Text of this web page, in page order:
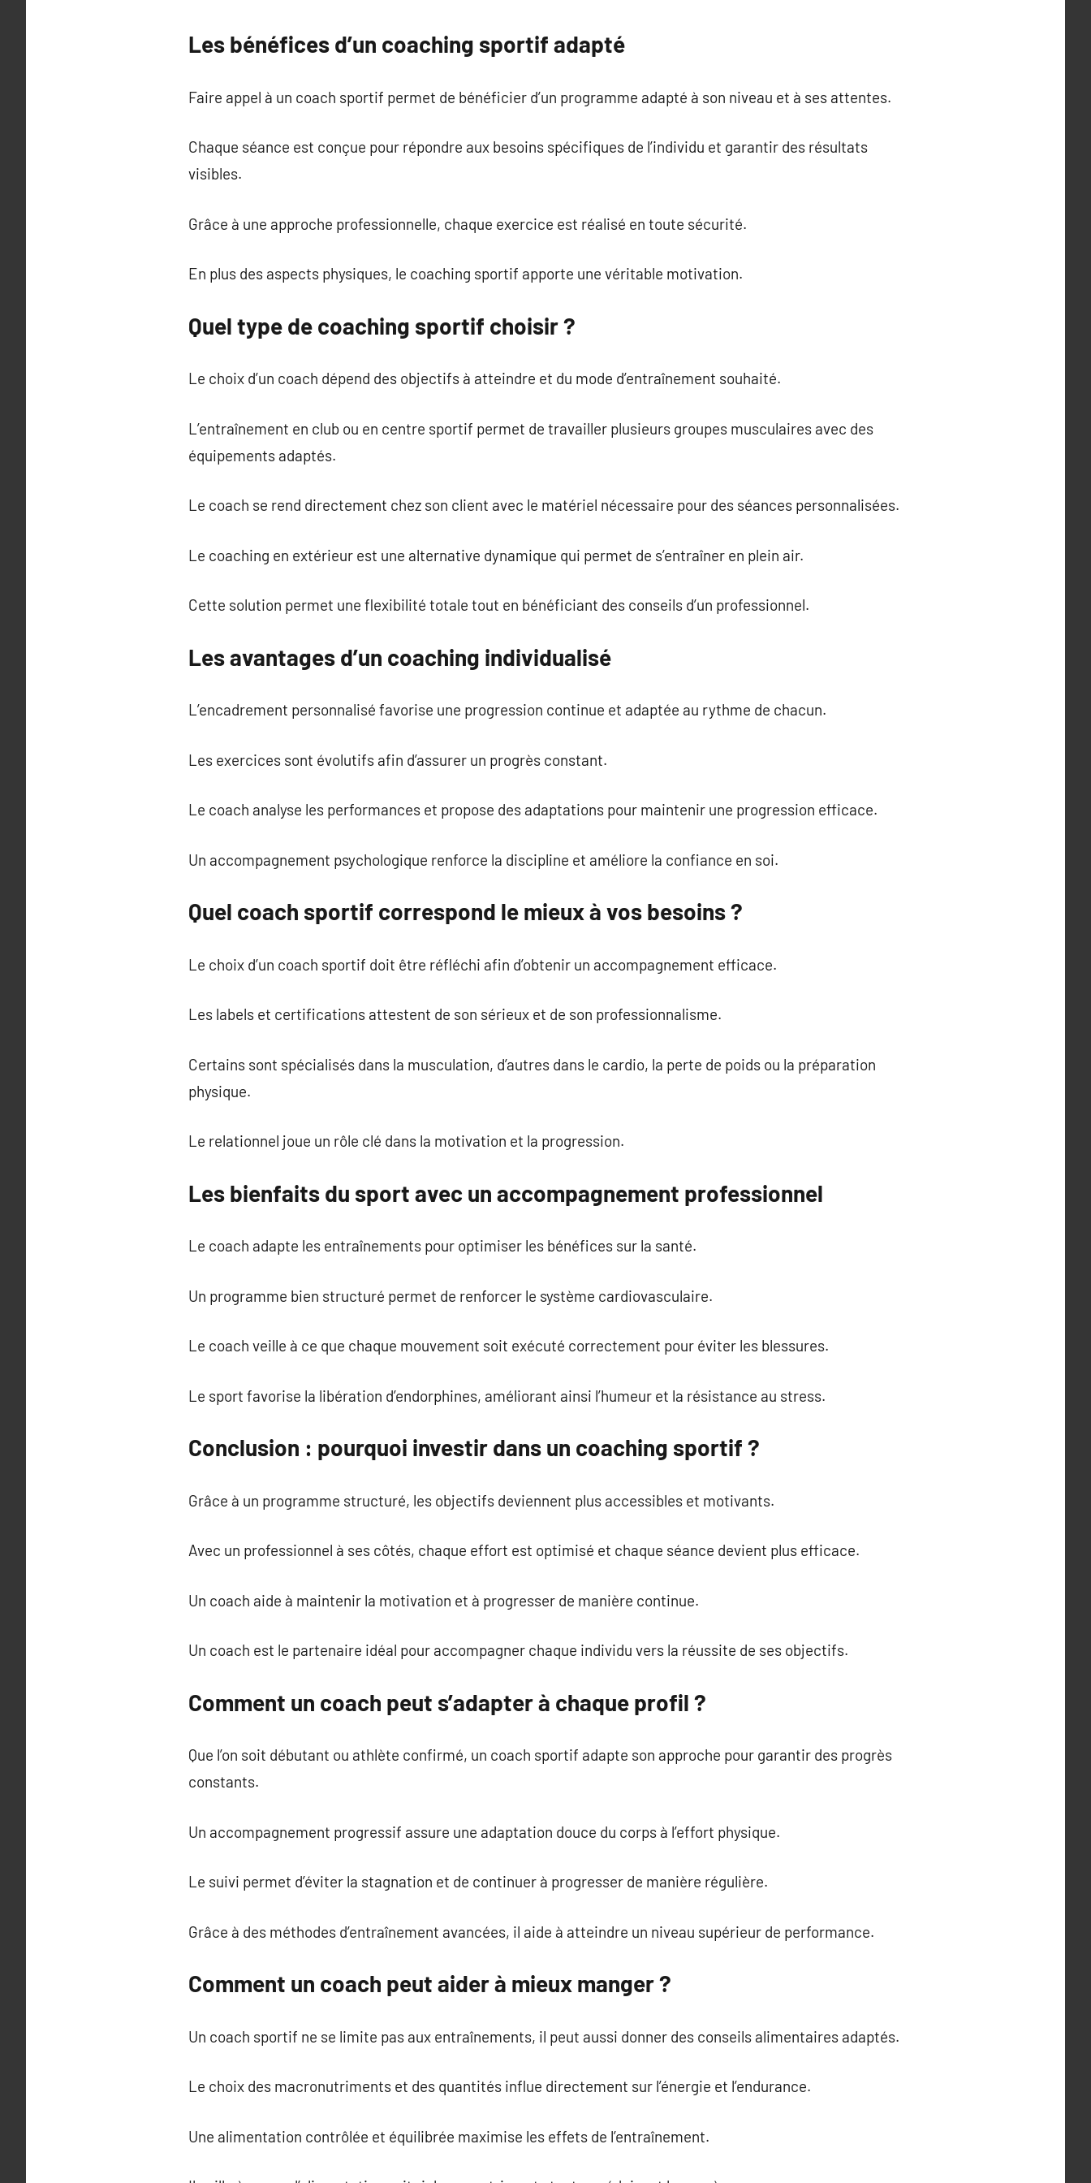
Les bénéfices d’un coaching sportif adapté
Faire appel à un coach sportif permet de bénéficier d’un programme adapté à son niveau et à ses attentes.
Chaque séance est conçue pour répondre aux besoins spécifiques de l’individu et garantir des résultats
visibles.
Grâce à une approche professionnelle, chaque exercice est réalisé en toute sécurité.
En plus des aspects physiques, le coaching sportif apporte une véritable motivation.
Quel type de coaching sportif choisir ?
Le choix d’un coach dépend des objectifs à atteindre et du mode d’entraînement souhaité.
L’entraînement en club ou en centre sportif permet de travailler plusieurs groupes musculaires avec des
équipements adaptés.
Le coach se rend directement chez son client avec le matériel nécessaire pour des séances personnalisées.
Le coaching en extérieur est une alternative dynamique qui permet de s’entraîner en plein air.
Cette solution permet une flexibilité totale tout en bénéficiant des conseils d’un professionnel.
Les avantages d’un coaching individualisé
L’encadrement personnalisé favorise une progression continue et adaptée au rythme de chacun.
Les exercices sont évolutifs afin d’assurer un progrès constant.
Le coach analyse les performances et propose des adaptations pour maintenir une progression efficace.
Un accompagnement psychologique renforce la discipline et améliore la confiance en soi.
Quel coach sportif correspond le mieux à vos besoins ?
Le choix d’un coach sportif doit être réfléchi afin d’obtenir un accompagnement efficace.
Les labels et certifications attestent de son sérieux et de son professionnalisme.
Certains sont spécialisés dans la musculation, d’autres dans le cardio, la perte de poids ou la préparation
physique.
Le relationnel joue un rôle clé dans la motivation et la progression.
Les bienfaits du sport avec un accompagnement professionnel
Le coach adapte les entraînements pour optimiser les bénéfices sur la santé.
Un programme bien structuré permet de renforcer le système cardiovasculaire.
Le coach veille à ce que chaque mouvement soit exécuté correctement pour éviter les blessures.
Le sport favorise la libération d’endorphines, améliorant ainsi l’humeur et la résistance au stress.
Conclusion : pourquoi investir dans un coaching sportif ?
Grâce à un programme structuré, les objectifs deviennent plus accessibles et motivants.
Avec un professionnel à ses côtés, chaque effort est optimisé et chaque séance devient plus efficace.
Un coach aide à maintenir la motivation et à progresser de manière continue.
Un coach est le partenaire idéal pour accompagner chaque individu vers la réussite de ses objectifs.
Comment un coach peut s’adapter à chaque profil ?
Que l’on soit débutant ou athlète confirmé, un coach sportif adapte son approche pour garantir des progrès
constants.
Un accompagnement progressif assure une adaptation douce du corps à l’effort physique.
Le suivi permet d’éviter la stagnation et de continuer à progresser de manière régulière.
Grâce à des méthodes d’entraînement avancées, il aide à atteindre un niveau supérieur de performance.
Comment un coach peut aider à mieux manger ?
Un coach sportif ne se limite pas aux entraînements, il peut aussi donner des conseils alimentaires adaptés.
Le choix des macronutriments et des quantités influe directement sur l’énergie et l’endurance.
Une alimentation contrôlée et équilibrée maximise les effets de l’entraînement.